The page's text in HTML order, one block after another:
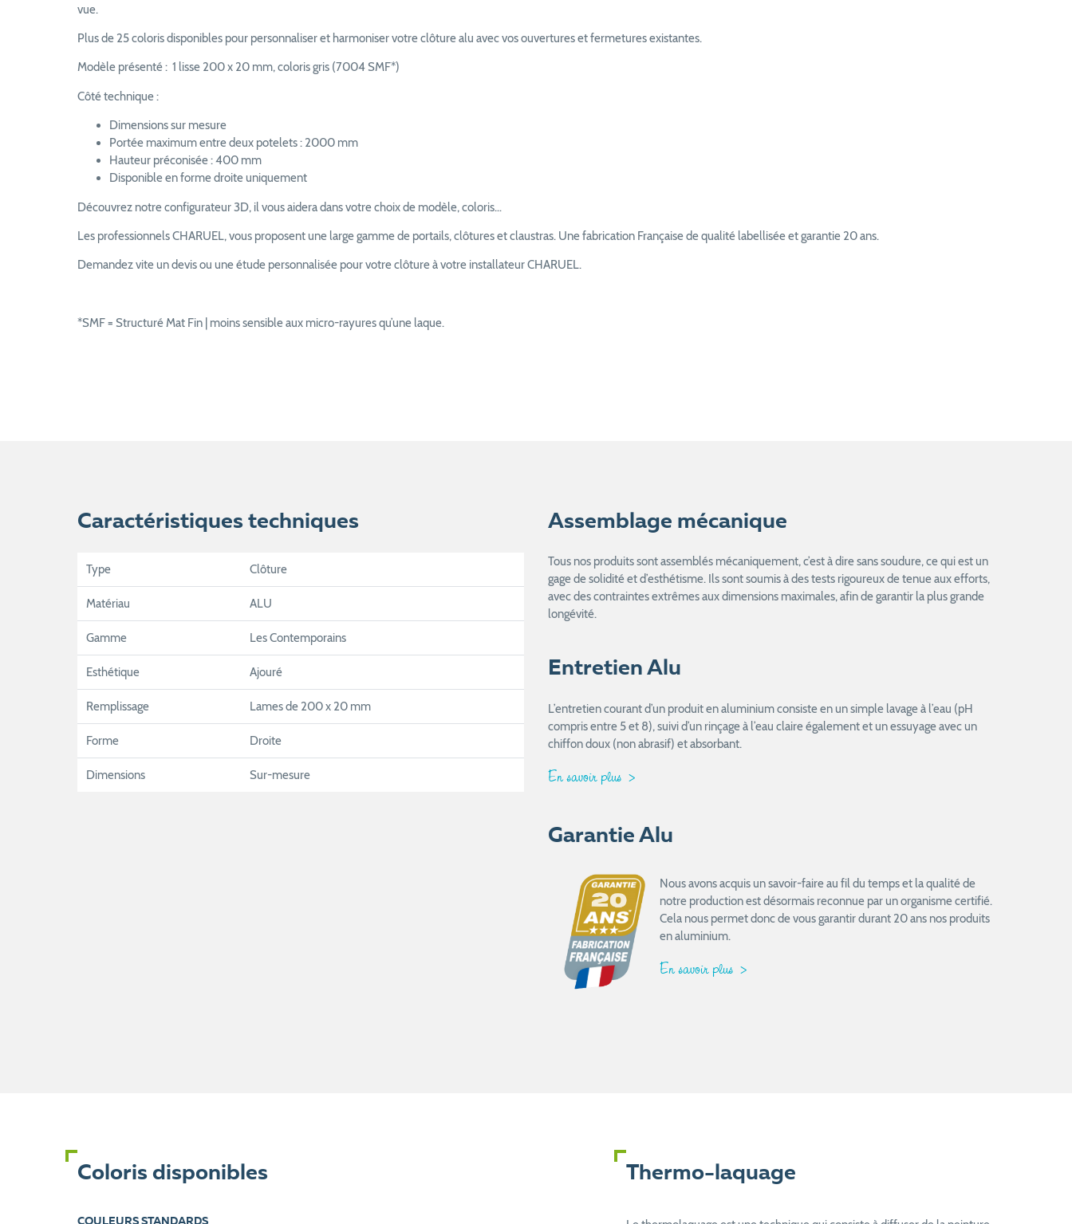
vue.
Plus de 25 coloris disponibles pour personnaliser et harmoniser votre clôture alu avec vos ouvertures et fermetures existantes.
Modèle présenté : 1 lisse 200 x 20 mm, coloris gris (7004 SMF*)
Côté technique :
Dimensions sur mesure
Portée maximum entre deux potelets : 2000 mm
Hauteur préconisée : 400 mm
Disponible en forme droite uniquement
Découvrez notre configurateur 3D, il vous aidera dans votre choix de modèle, coloris…
Les professionnels CHARUEL, vous proposent une large gamme de portails, clôtures et claustras. Une fabrication Française de qualité labellisée et garantie 20 ans.
Demandez vite un devis ou une étude personnalisée pour votre clôture à votre installateur CHARUEL.
*SMF = Structuré Mat Fin | moins sensible aux micro-rayures qu’une laque.
Caractéristiques techniques
Type Clôture
Matériau ALU
Gamme Les Contemporains
Esthétique Ajouré
Remplissage Lames de 200 x 20 mm
Forme Droite
Dimensions Sur-mesure
Assemblage mécanique
Tous nos produits sont assemblés mécaniquement, c’est à dire sans soudure, ce qui est un
gage de solidité et d’esthétisme. Ils sont soumis à des tests rigoureux de tenue aux efforts,
avec des contraintes extrêmes aux dimensions maximales, afin de garantir la plus grande
longévité.
Entretien Alu
L’entretien courant d’un produit en aluminium consiste en un simple lavage à l’eau (pH
compris entre 5 et 8), suivi d’un rinçage à l’eau claire également et un essuyage avec un
chiffon doux (non abrasif) et absorbant.
En savoir plus
Garantie Alu
Nous avons acquis un savoir-faire au fil du temps et la qualité de
notre production est désormais reconnue par un organisme certifié.
Cela nous permet donc de vous garantir durant 20 ans nos produits
en aluminium.
En savoir plus
Coloris disponibles Thermo-laquage